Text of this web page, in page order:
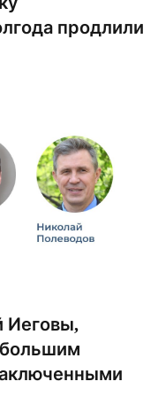
продлили
Иеговы,